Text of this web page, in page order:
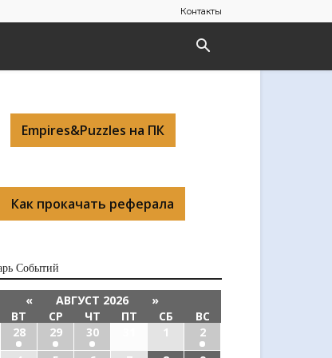
Контакты
Empires&Puzzles на ПК
Как прокачать реферала
Cобытий
« АВГУСТ 2026
»
ВТ СР ЧТ ПТ СБ
ВС
28 29 30 1
2